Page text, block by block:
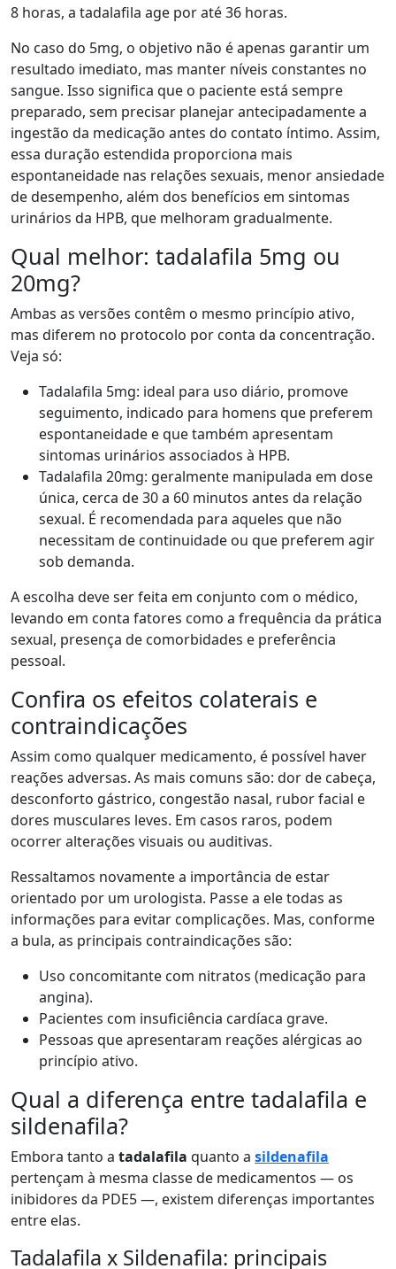
8 horas, a tadalafila age por até 36 horas.
No caso do 5mg, o objetivo não é apenas garantir um
resultado imediato, mas manter níveis constantes no
sangue. Isso significa que o paciente está sempre
preparado, sem precisar planejar antecipadamente a
ingestão da medicação antes do contato íntimo. Assim,
essa duração estendida proporciona mais
espontaneidade nas relações sexuais, menor ansiedade
de desempenho, além dos benefícios em sintomas
urinários da HPB, que melhoram gradualmente.
Qual melhor: tadalafila 5mg ou
20mg?
Ambas as versões contêm o mesmo princípio ativo,
mas diferem no protocolo por conta da concentração.
Veja só:
Tadalafila 5mg: ideal para uso diário, promove
seguimento, indicado para homens que preferem
espontaneidade e que também apresentam
sintomas urinários associados à HPB.
Tadalafila 20mg: geralmente manipulada em dose
única, cerca de 30 a 60 minutos antes da relação
sexual. É recomendada para aqueles que não
necessitam de continuidade ou que preferem agir
sob demanda.
A escolha deve ser feita em conjunto com o médico,
levando em conta fatores como a frequência da prática
sexual, presença de comorbidades e preferência
pessoal.
Confira os efeitos colaterais e
contraindicações
Assim como qualquer medicamento, é possível haver
reações adversas. As mais comuns são: dor de cabeça,
desconforto gástrico, congestão nasal, rubor facial e
dores musculares leves. Em casos raros, podem
ocorrer alterações visuais ou auditivas.
Ressaltamos novamente a importância de estar
orientado por um urologista. Passe a ele todas as
informações para evitar complicações. Mas, conforme
a bula, as principais contraindicações são:
Uso concomitante com nitratos (medicação para
angina).
Pacientes com insuficiência cardíaca grave.
Pessoas que apresentaram reações alérgicas ao
princípio ativo.
Qual a diferença entre tadalafila e
sildenafila?
Embora tanto a tadalafila quanto a sildenafila
pertençam à mesma classe de medicamentos — os
inibidores da PDE5 —, existem diferenças importantes
entre elas.
Tadalafila x Sildenafila: principais